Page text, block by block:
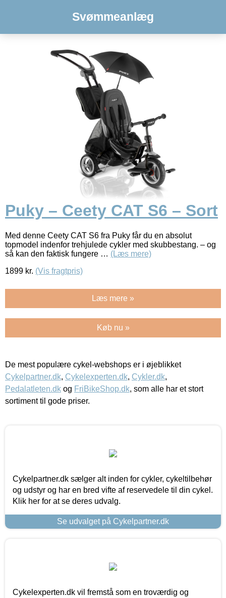
Svømmeanlæg
Puky – Ceety CAT S6 – Sort
Med denne Ceety CAT S6 fra Puky får du en absolut
topmodel indenfor trehjulede cykler med skubbestang. – og
så kan den faktisk fungere … (Læs mere)
1899 kr. (Vis fragtpris)
Læs mere »
Køb nu »
De mest populære cykel-webshops er i øjeblikket
Cykelpartner.dk, Cykelexperten.dk, Cykler.dk,
Pedalatleten.dk og FriBikeShop.dk, som alle har et stort
sortiment til gode priser.
Cykelpartner.dk sælger alt inden for cykler, cykeltilbehør
og udstyr og har en bred vifte af reservedele til din cykel.
Klik her for at se deres udvalg.
Se udvalget på Cykelpartner.dk
Cykelexperten.dk vil fremstå som en troværdig og